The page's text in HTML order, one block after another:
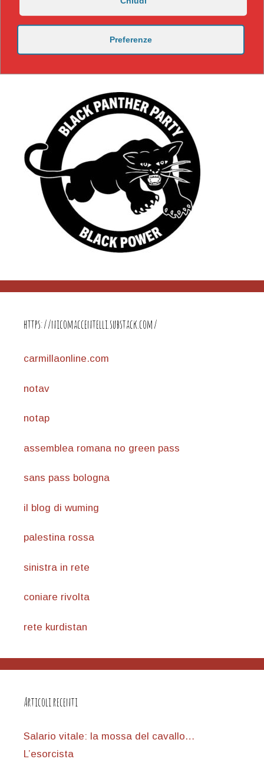
https://nicomaccentelli.substack.com/
carmillaonline.com
notav
notap
assemblea romana no green pass
sans pass bologna
il blog di wuming
palestina rossa
sinistra in rete
coniare rivolta
rete kurdistan
Articoli recenti
Salario vitale: la mossa del cavallo…
L’esorcista
Preferenze